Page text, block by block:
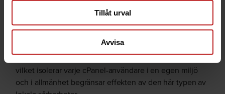
Tillåt urval
Avvisa
11.94 11.94.0.31
11.86.0.44
Vår webbhotellsmiljö använder dessutom CageFS,
vilket isolerar varje cPanel-användare i en egen miljö
och i allmänhet begränsar effekten av den här typen av